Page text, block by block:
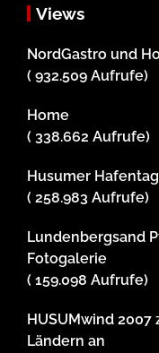
Views
NordGastro und
( 932.509 Aufrufe)
Home
( 338.662 Aufrufe)
Husumer
( 258.983 Aufrufe)
Lundenbergsand
Fotogalerie
( 159.098 Aufrufe)
HUSUMwind
Ländern an